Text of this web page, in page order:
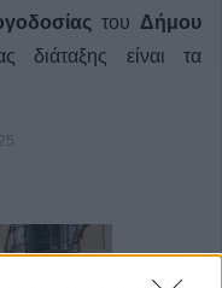
του Δήμου
διάταξης είναι τα